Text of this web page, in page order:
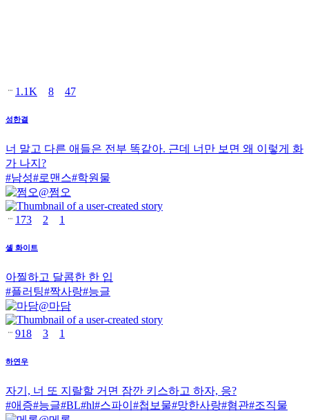
1.1K 8 47
성한결
너 말고 다른 애들은 전부 똑같아. 근데 너만 보면 왜 이렇게 화
가 나지?
#남성#로맨스#학원물
@쩜오
173 2 1
셸 화이트
아찔하고 달콤한 한 입
#플러팅#짝사랑#능글
@마담
918 3 1
하연우
자기, 너 또 지랄할 거면 잠깐 키스하고 하자, 응?
#애증#능글#BL#hl#스파이 #첩보물#망한사랑#혐관#조직물